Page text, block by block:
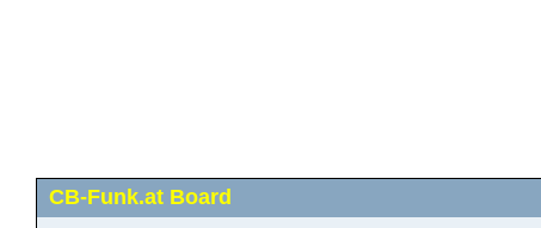
CB-Funk.at Board